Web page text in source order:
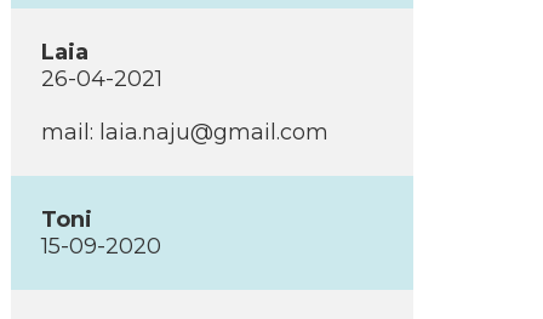
Laia
26-04-2021
mail: laia.naju@gmail.com
Toni
15-09-2020